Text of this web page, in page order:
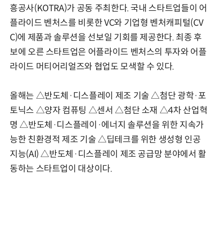
흥공사(KOTRA)가 공동 주최한다. 국내 스타트업들이 어
플라이드 벤처스를 비롯한 VC와 기업형 벤처캐피털(CV
C)에 제품과 솔루션을 선보일 기회를 제공한다. 최종 후
보에 오른 스타트업은 어플라이드 벤처스의 투자와 어플
라이드 머티어리얼즈와 협업도 모색할 수 있다.
올해는 △반도체·디스플레이 제조 기술 △첨단 광학·포
토닉스 △양자 컴퓨팅 △센서 △첨단 소재 △4차 산업혁
명 △반도체·디스플레이·에너지 솔루션을 위한 지속가
능한 친환경적 제조 기술 △딥테크를 위한 생성형 인공
지능(AI) △반도체·디스플레이 제조 공급망 분야에서 활
동하는 스타트업이 대상이다.